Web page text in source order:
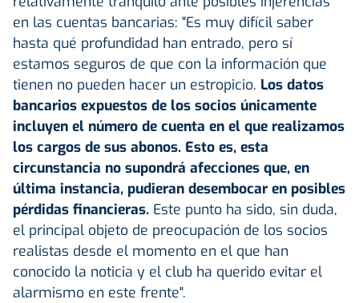
en las cuentas bancarias: "Es muy difícil saber
hasta qué profundidad han entrado, pero sí
estamos seguros de que con la información que
tienen no pueden hacer un estropicio. Los datos
bancarios expuestos de los socios únicamente
incluyen el número de cuenta en el que realizamos
los cargos de sus abonos. Esto es, esta
circunstancia no supondrá afecciones que, en
última instancia, pudieran desembocar en posibles
pérdidas financieras. Este punto ha sido, sin duda,
el principal objeto de preocupación de los socios
realistas desde el momento en el que han
conocido la noticia y el club ha querido evitar el
alarmismo en este frente".